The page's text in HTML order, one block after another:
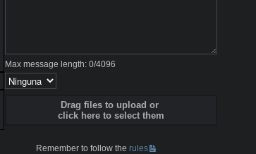
Max message length: 0/4096
Drag files to upload or
click here to select them
Remember to follow therules